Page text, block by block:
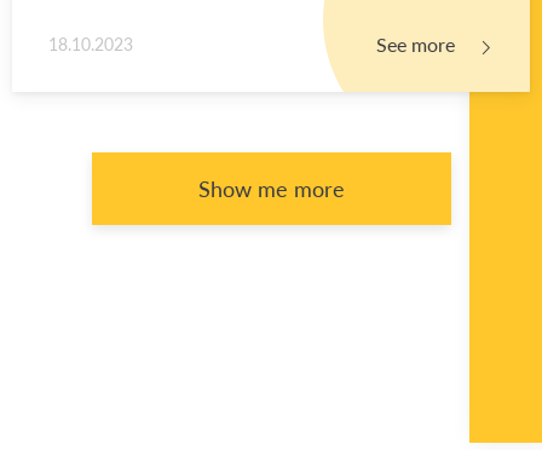
18.10.2023 See more
Show me more